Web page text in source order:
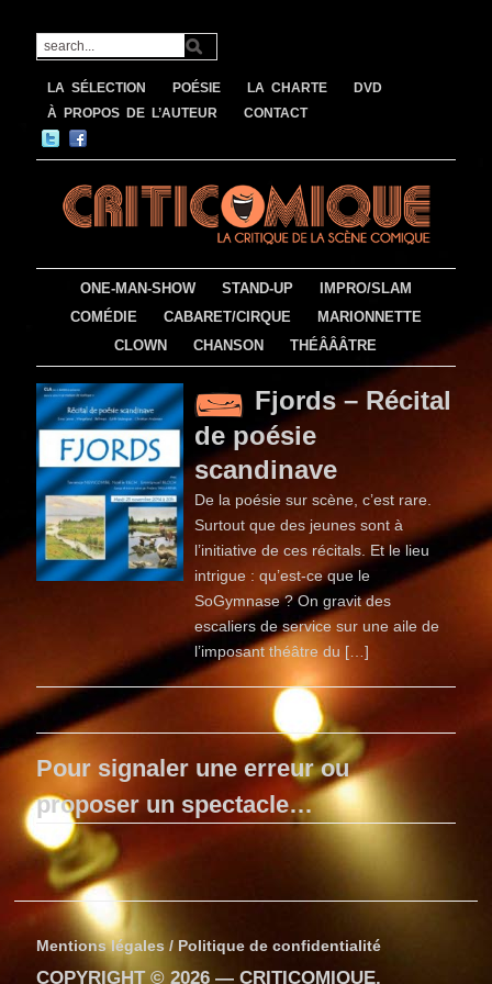
LA SÉLECTION POÉSIE LA CHARTE
DVD
À PROPOS DE L’AUTEUR
CONTACT
ONE-MAN-SHOW STAND-UP
IMPRO/SLAM
COMÉDIE
CABARET/CIRQUE
MARIONNETTE
CLOWN
CHANSON THÉÂÂÂTRE
Fjords – Récital
de poésie
scandinave
De la poésie sur scène, c’est rare.
Surtout que des jeunes sont à
l’initiative de ces récitals. Et le lieu
intrigue : qu’est-ce que le
SoGymnase ? On gravit des
escaliers de service sur une aile de
l’imposant théâtre du […]
Pour signaler une erreur ou
proposer un spectacle…
Mentions légales / Politique de confidentialité
COPYRIGHT © 2026 —CRITICOMIQUE.